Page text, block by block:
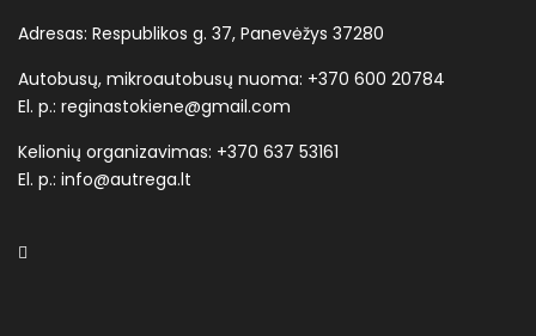
Adresas: Respublikos g. 37, Panevėžys 37280
Autobusų, mikroautobusų nuoma: +370 600 20784
El. p.: reginastokiene@gmail.com
Kelionių organizavimas: +370 637 53161
El. p.: info@autrega.lt